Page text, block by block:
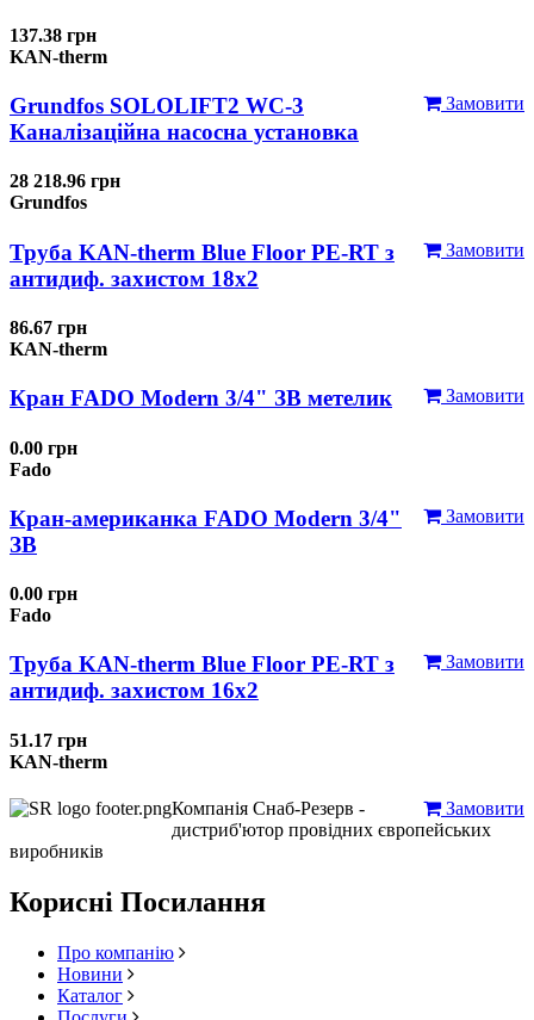
137.38 грн
KAN-therm
Замовити
Grundfos SOLOLIFT2 WC-3
Каналізаційна насосна установка
28 218.96 грн
Grundfos
Замовити
Труба KAN-therm Blue Floor PE-RT з
антидиф. захистом 18х2
86.67 грн
KAN-therm
Замовити
Кран FADO Modern 3/4" ЗВ метелик
0.00 грн
Fado
Замовити
Кран-американка FADO Modern 3/4"
ЗВ
0.00 грн
Fado
Замовити
Труба KAN-therm Blue Floor PE-RT з
антидиф. захистом 16х2
51.17 грн
KAN-therm
Замовити
Компанія Снаб-Резерв -
дистриб'ютор провідних європейських
виробників
Корисні Посилання
Про компанію
Новини
Каталог